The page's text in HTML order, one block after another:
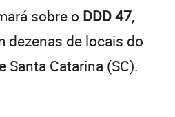
sobre o DDD 47,
dezenas de locais do
Santa Catarina (SC).